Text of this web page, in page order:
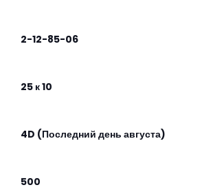
2-12-85-06
25 к 10
4D (Последний день августа)
500